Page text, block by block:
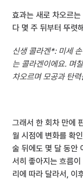
효과는 새로 차오르
다 몇 주 뒤부터 뚜렷
신생 콜라겐*: 미세
는 콜라겐이에요. 며
차오르며 모공과 탄
그래서 한 회차 만에
월 시점에 변화를 확
술 뒤에도 몇 달 동안
서히 좋아지는 흐름
리에 따라 달라서, 이